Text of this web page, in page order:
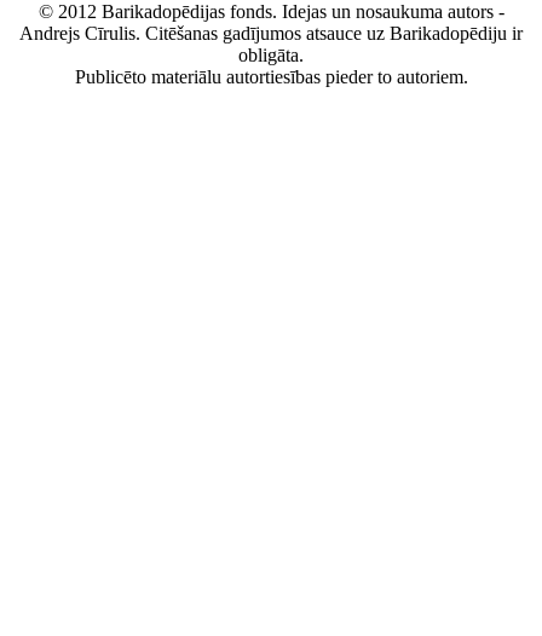
© 2012 Barikadopēdijas fonds. Idejas un nosaukuma autors -
Andrejs Cīrulis. Citēšanas gadījumos atsauce uz Barikadopēdiju ir
obligāta.
Publicēto materiālu autortiesības pieder to autoriem.